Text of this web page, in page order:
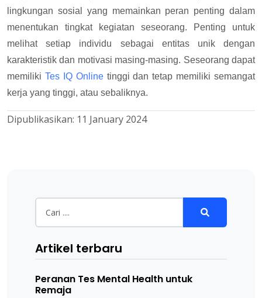
lingkungan sosial yang memainkan peran penting dalam
menentukan tingkat kegiatan seseorang.
Penting untuk
melihat setiap individu sebagai entitas unik dengan
karakteristik dan motivasi masing-masing. Seseorang dapat
memiliki Tes IQ Onlinetinggi dan tetap memiliki semangat
kerja yang tinggi, atau sebaliknya.
Dipublikasikan: 11 January 2024
Artikel terbaru
Peranan Tes Mental Health untuk
Remaja